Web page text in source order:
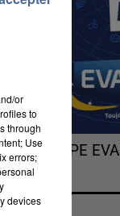
or
to
through
Use
errors;
devices